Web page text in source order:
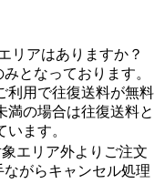
リアはありますか？
となっております。
利用で往復送料が無料
満の場合は往復送料と
ます。
エリア外よりご注文
がらキャンセル処理